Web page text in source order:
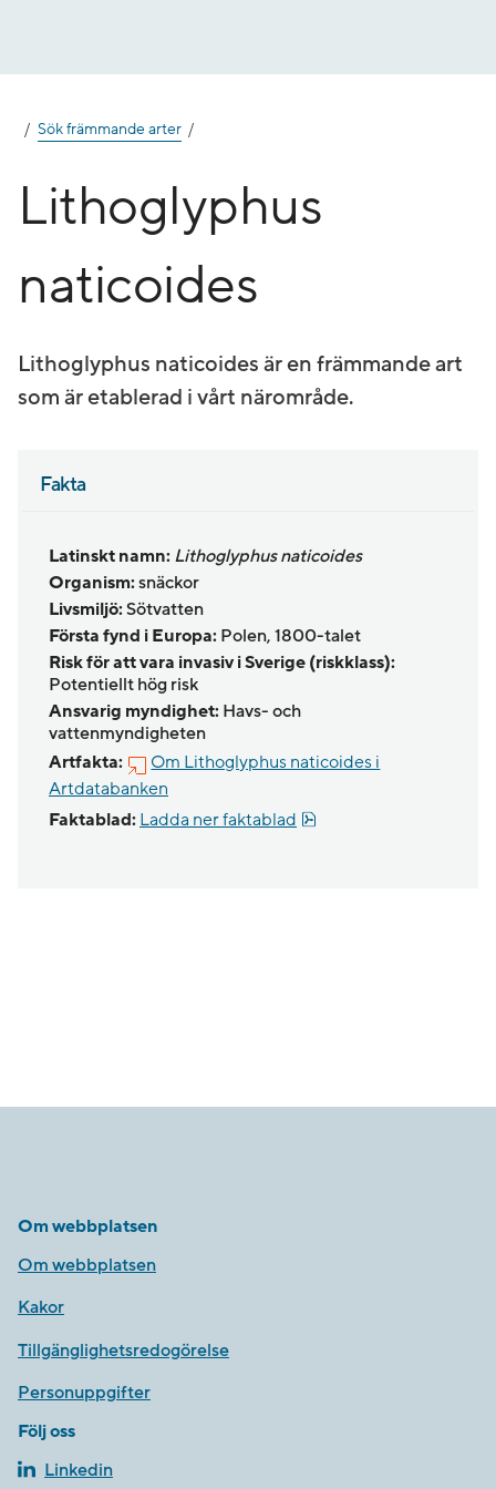
Sök främmande arter
Lithoglyphus
naticoides
Lithoglyphus naticoides är en främmande art
som är etablerad i vårt närområde.
Fakta
Latinskt namn: Lithoglyphus naticoides
Organism:snäckor
Livsmiljö:Sötvatten
Första fynd i Europa: Polen, 1800-talet
Risk för att vara invasiv i Sverige (riskklass):
Potentiellt hög risk
Ansvarig myndighet: Havs- och
vattenmyndigheten
Artfakta:
Om Lithoglyphus naticoides i
Artdatabanken
Faktablad: Ladda ner faktablad
Om webbplatsen
Om webbplatsen
Kakor
Tillgänglighetsredogörelse
Personuppgifter
Följ oss
Linkedin